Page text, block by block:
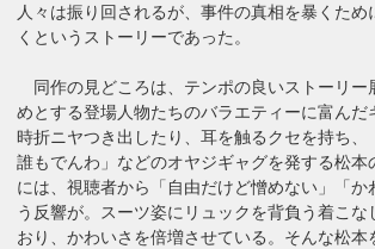
人々は振り回されるが、事件の真相を暴くため
くというストーリーであった。
同作の見どころは、テンポの良いストーリー
めとする登場人物たちのバラエティーに富んだ
時折ニヤつき出したり、耳を触るクセを持ち、
誰もでんわ」などのオヤジギャグを発する松本
には、視聴者から「自由だけど憎めない」「か
う反響が。スーツ姿にリュックを背負う着こな
おり、かわいさを倍増させている。そんな松本